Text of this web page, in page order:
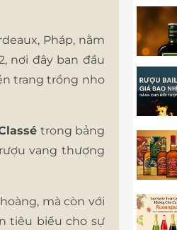
Pháp, nằm
nơi đây ban đầu
trang trồng nho
trong bảng
vang thượng
mà còn với
tiêu biểu cho sự